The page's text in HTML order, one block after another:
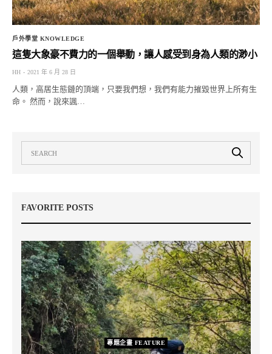
戶外學堂 KNOWLEDGE
這隻大象豪不費力的一個舉動，讓人感受到身為人類的渺小
HH 2021 年 6 月 28 日
人類，高居生態鏈的頂端，只要我們想，我們有能力摧毀世界上所有生
命。 然而，說來諷…
FAVORITE POSTS
專題企畫 FEATURE